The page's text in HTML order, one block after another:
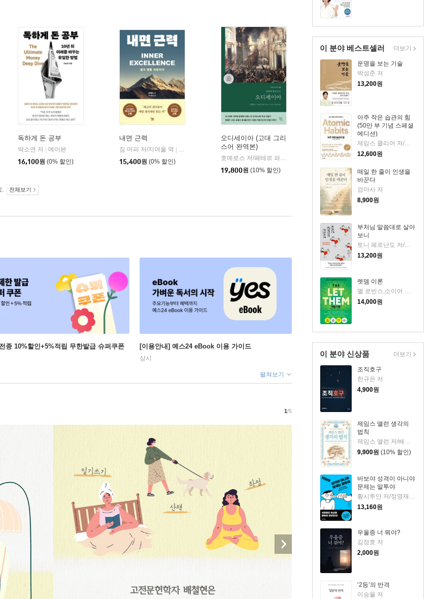
이 분야 베스트셀러
운명을 보는 기술
박성준 저
13,200원
아주 작은 습관의 힘
(50만 부 기념 스페셜
에디션)
12,600원
매일 한 줄이 인생을
바꾼다
검마사 저
8,900원
부처님 말씀대로 살아
보니
토니 페르난도 저/강정선 역
13,200원
렛뎀 이론
멜 로빈스,소이어 로빈스 저/윤효원 역
14,000원
더보기
이 분야 신상품
조직호구
한규은 저
4,900원
제임스 앨런 생각의
법칙
9,900원 (10% 할인)
바보야 성격이 아니야
문제는 말투야
13,160원
우울증 너 뭐야?
김정호 저
2,000원
‘2등’의 반격
이승율 저
더보기
자음과모음
독하게 돈 공부
박소연 저
메이븐
16,100원 (0% 할인)
내면 근력
짐 머피 저/지여울 역
윌북(willbook)
15,400원 (0% 할인)
오디세이아 (고대 그리
스어 완역본)
호메로스 저/페테르 파울 루벤스 그림/박문재 역 |
현대지성
19,800원 (10% 할인)
. 전체보기
종 10%할인+5%적립 무한발급 슈퍼쿠폰 [이용안내] 예스24 eBook 이용 가이드
상시
펼쳐보기
1/5